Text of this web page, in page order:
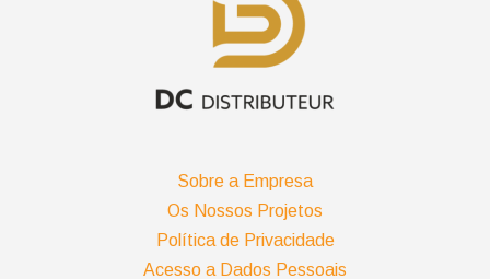
Sobre a Empresa
Os Nossos Projetos
Política de Privacidade
Acesso a Dados Pessoais